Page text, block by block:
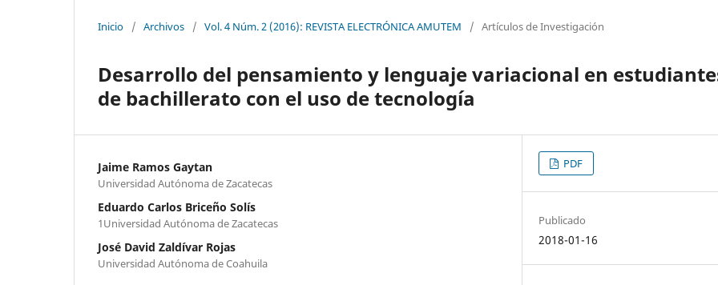
Inicio / Archivos / Vol. 4 Núm. 2 (2016): REVISTA ELECTRÓNICA AMUTEM / Artículos de Investigación
Desarrollo del pensamiento y lenguaje variacional en
de bachillerato con el uso de tecnología
Jaime Ramos Gaytan
Universidad Autónoma de Zacatecas
Eduardo Carlos Briceño Solís
1Universidad Autónoma de Zacatecas
José David Zaldívar Rojas
Universidad Autónoma de Coahuila
PDF
Publicado
2018-01-16